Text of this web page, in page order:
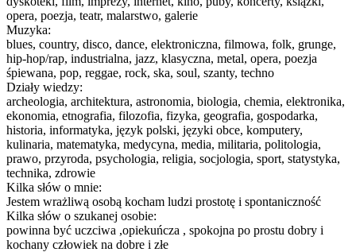
opera, poezja, teatr, malarstwo, galerie
Muzyka:
blues, country, disco, dance, elektroniczna, filmowa, folk, grunge,
hip-hop/rap, industrialna, jazz, klasyczna, metal, opera, poezja
śpiewana, pop, reggae, rock, ska, soul, szanty, techno
Działy wiedzy:
archeologia, architektura, astronomia, biologia, chemia, elektronika,
ekonomia, etnografia, filozofia, fizyka, geografia, gospodarka,
historia, informatyka, język polski, języki obce, komputery,
kulinaria, matematyka, medycyna, media, militaria, politologia,
prawo, przyroda, psychologia, religia, socjologia, sport, statystyka,
technika, zdrowie
Kilka słów o mnie:
Jestem wrażliwą osobą kocham ludzi prostotę i spontaniczność
Kilka słów o szukanej osobie:
powinna być uczciwa ,opiekuńcza , spokojna po prostu dobry i
kochany człowiek na dobre i złe